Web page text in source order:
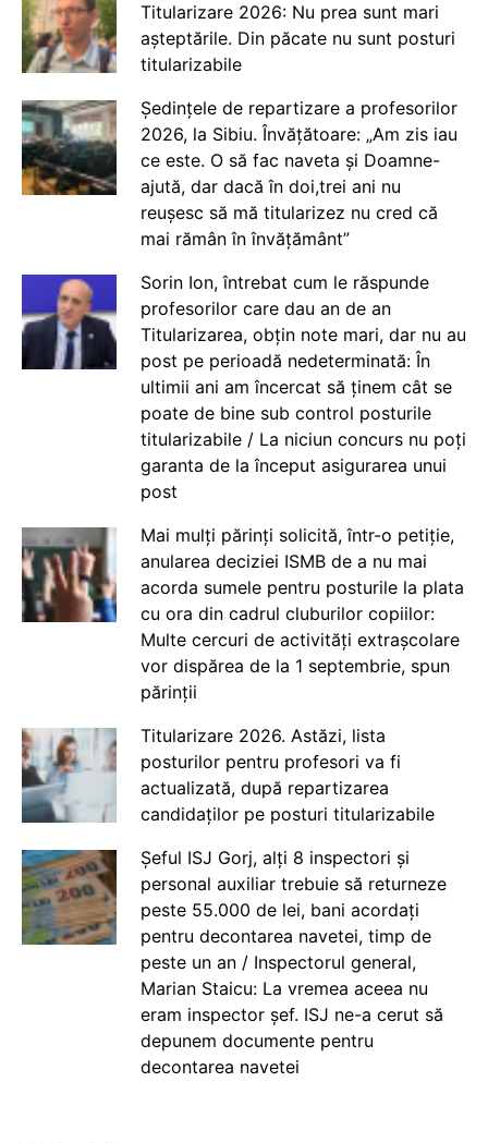
Titularizare 2026: Nu prea sunt mari
așteptările. Din păcate nu sunt posturi
titularizabile
Ședințele de repartizare a profesorilor
2026, la Sibiu. Învățătoare: „Am zis iau
ce este. O să fac naveta și Doamne-
ajută, dar dacă în doi,trei ani nu
reușesc să mă titularizez nu cred că
mai rămân în învățământ”
Sorin Ion, întrebat cum le răspunde
profesorilor care dau an de an
Titularizarea, obțin note mari, dar nu au
post pe perioadă nedeterminată: În
ultimii ani am încercat să ținem cât se
poate de bine sub control posturile
titularizabile / La niciun concurs nu poți
garanta de la început asigurarea unui
post
Mai mulți părinți solicită, într-o petiție,
anularea deciziei ISMB de a nu mai
acorda sumele pentru posturile la plata
cu ora din cadrul cluburilor copiilor:
Multe cercuri de activități extrașcolare
vor dispărea de la 1 septembrie, spun
părinții
Titularizare 2026. Astăzi, lista
posturilor pentru profesori va fi
actualizată, după repartizarea
candidaților pe posturi titularizabile
Șeful ISJ Gorj, alți 8 inspectori și
personal auxiliar trebuie să returneze
peste 55.000 de lei, bani acordați
pentru decontarea navetei, timp de
peste un an / Inspectorul general,
Marian Staicu: La vremea aceea nu
eram inspector șef. ISJ ne-a cerut să
depunem documente pentru
decontarea navetei